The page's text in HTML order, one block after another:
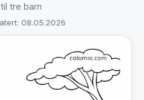
til tre barn
08.05.2026